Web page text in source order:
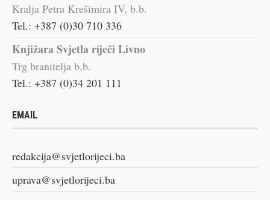
Kralja Petra Krešimira IV, b.b.
Tel.: +387 (0)30 710 336
Knjižara Svjetla riječi Livno
Trg branitelja b.b.
Tel.: +387 (0)34 201 111
EMAIL
redakcija@svjetlorijeci.ba
uprava@svjetlorijeci.ba